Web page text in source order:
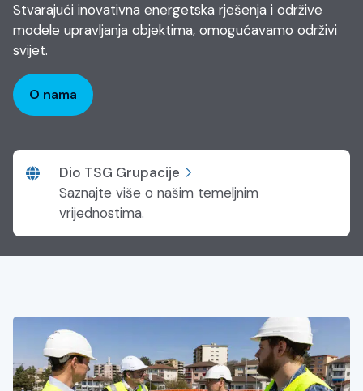
Stvarajući inovativna energetska rješenja i održive
modele upravljanja objektima, omogućavamo održivi
svijet.
O nama
Dio TSG Grupacije
Saznajte više o našim temeljnim
vrijednostima.